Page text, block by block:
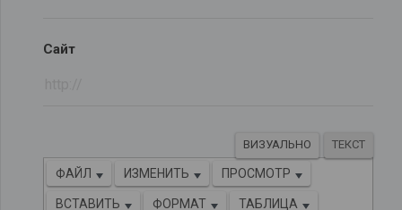
Сайт
ВИЗУАЛЬНО ТЕКСТ
ФАЙЛ ИЗМЕНИТЬ ПРОСМОТР
ВСТАВИТЬ ФОРМАТ ТАБЛИЦА